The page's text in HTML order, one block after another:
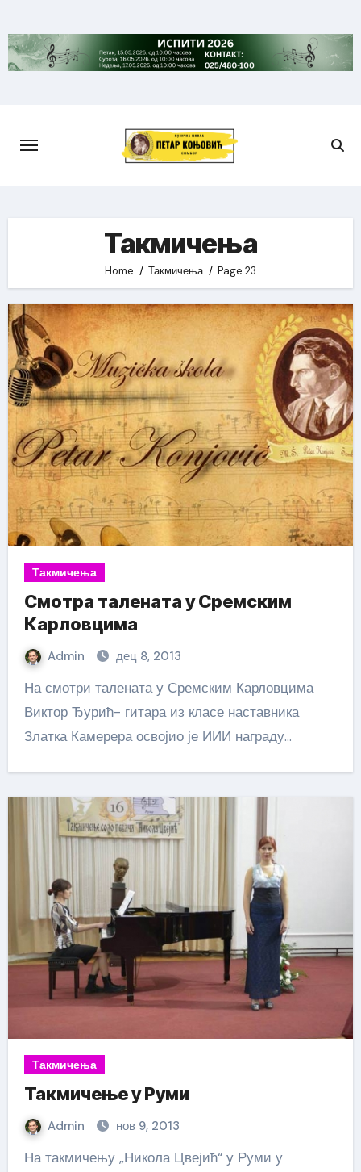
to
content
Такмичења
Home Такмичења Page 23
Такмичења
Смотра талената у Сремским
Карловцима
Admin дец 8, 2013
На смотри талената у Сремским Карловцима
Виктор Ђурић- гитара из класе наставника
Златка Камерера освојио је ИИИ награду…
Такмичења
Такмичење у Руми
Admin нов 9, 2013
На такмичењу „Никола Цвејић“ у Руми у